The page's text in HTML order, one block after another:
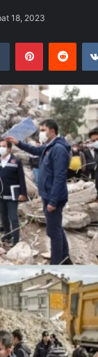
18, 2023
Tumblr Pinterest